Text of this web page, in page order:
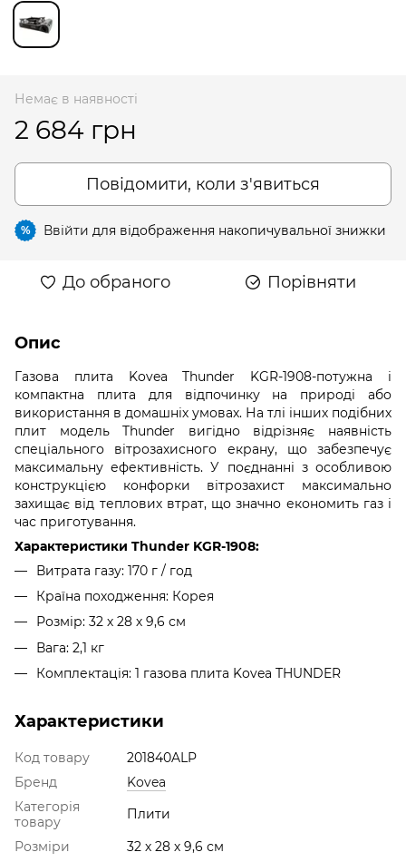
Немає в наявності
2 684 грн
Повідомити, коли з'явиться
% Ввійти для відображення накопичувальної знижки
До обраного Порівняти
Опис
Газова плита Kovea Thunder KGR-1908-потужна і
компактна плита для відпочинку на природі або
використання в домашніх умовах. На тлі інших подібних
плит модель Thunder вигідно відрізняє наявність
спеціального вітрозахисного екрану, що забезпечує
максимальну ефективність. У поєднанні з особливою
конструкцією конфорки вітрозахист максимально
захищає від теплових втрат, що значно економить газ і
час приготування.
Характеристики Thunder KGR-1908:
Витрата газу: 170 г / год
Країна походження: Корея
Розмір: 32 х 28 х 9,6 см
Вага: 2,1 кг
Комплектація: 1 газова плита Kovea THUNDER
Характеристики
Код товару
201840ALP
Бренд
Kovea
Категорія
товару
Плити
Розміри
32 х 28 х 9,6 см